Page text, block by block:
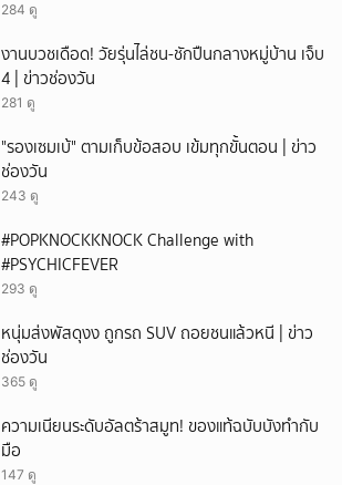
284 ดู
งานบวชเดือด! วัยรุ่นไล่ชน-ชักปืนกลางหมู่บ้าน เจ็บ
4 | ข่าวช่องวัน
281 ดู
"รองเซมเบ้" ตามเก็บข้อสอบ เข้มทุกขั้นตอน | ข่าว
ช่องวัน
243 ดู
#POPKNOCKKNOCK Challenge with
#PSYCHICFEVER
293 ดู
หนุ่มส่งพัสดุงง ถูกรถ SUV ถอยชนแล้วหนี | ข่าว
ช่องวัน
365 ดู
ความเนียนระดับอัลตร้าสมูท! ของแท้ฉบับบังทำกับ
มือ
147 ดู